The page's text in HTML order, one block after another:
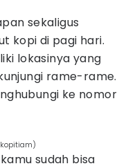
sekaligus
kopi di pagi hari.
lokasinya yang
rame-rame.
ke nomor
sudah bisa